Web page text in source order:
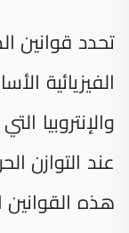
تحدد قوانين
الفيزيائية
والإنتروبيا
هذه القوانين